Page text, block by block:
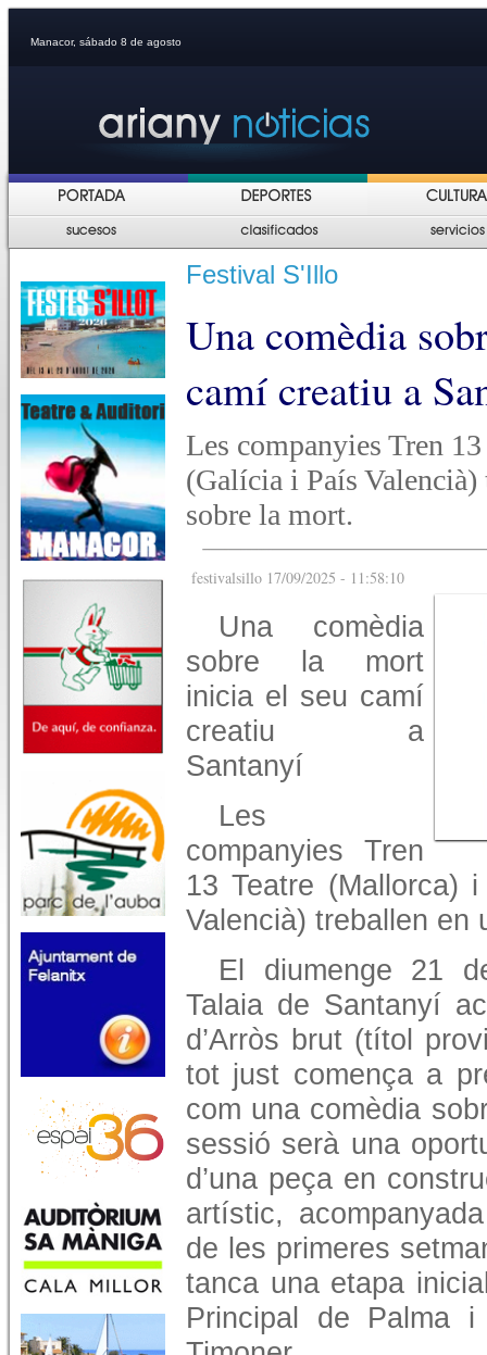
Manacor, sábado 8 de agosto
Festival S'Illo
Una comèdia
camí creatiu a
Les companyies Tren
(Galícia i País
sobre la mort.
festivalsillo 17/09/2025 - 11:58:10
Una comèdia
sobre la mort
inicia el seu camí
creatiu a
Santanyí
Les
companyies Tren
13 Teatre (Mallorca)
Valencià) treballen en
El diumenge 21
Talaia de Santanyí
d’Arròs brut (títol
tot just comença a
com una comèdia
sessió serà una
d’una peça en
artístic,
de les primeres
tanca una etapa
Principal de Palma